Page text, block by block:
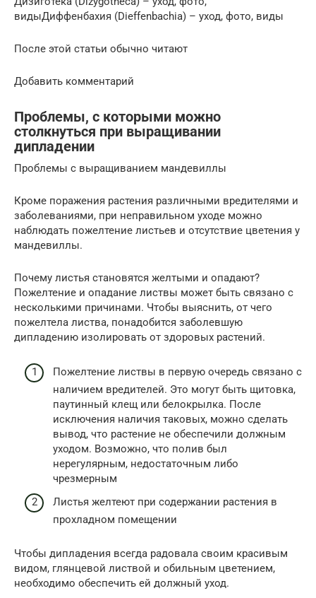
видыДиффенбахия (Dieffenbachia) – уход, фото, виды
После этой статьи обычно читают
Добавить комментарий
Проблемы, с которыми можно
столкнуться при выращивании
дипладении
Проблемы с выращиванием мандевиллы
Кроме поражения растения различными вредителями и
заболеваниями, при неправильном уходе можно
наблюдать пожелтение листьев и отсутствие цветения у
мандевиллы.
Почему листья становятся желтыми и опадают?
Пожелтение и опадание листвы может быть связано с
несколькими причинами. Чтобы выяснить, от чего
пожелтела листва, понадобится заболевшую
дипладению изолировать от здоровых растений.
Пожелтение листвы в первую очередь связано с
наличием вредителей. Это могут быть щитовка,
паутинный клещ или белокрылка. После
исключения наличия таковых, можно сделать
вывод, что растение не обеспечили должным
уходом. Возможно, что полив был
нерегулярным, недостаточным либо
чрезмерным
Листья желтеют при содержании растения в
прохладном помещении
Чтобы дипладения всегда радовала своим красивым
видом, глянцевой листвой и обильным цветением,
необходимо обеспечить ей должный уход.